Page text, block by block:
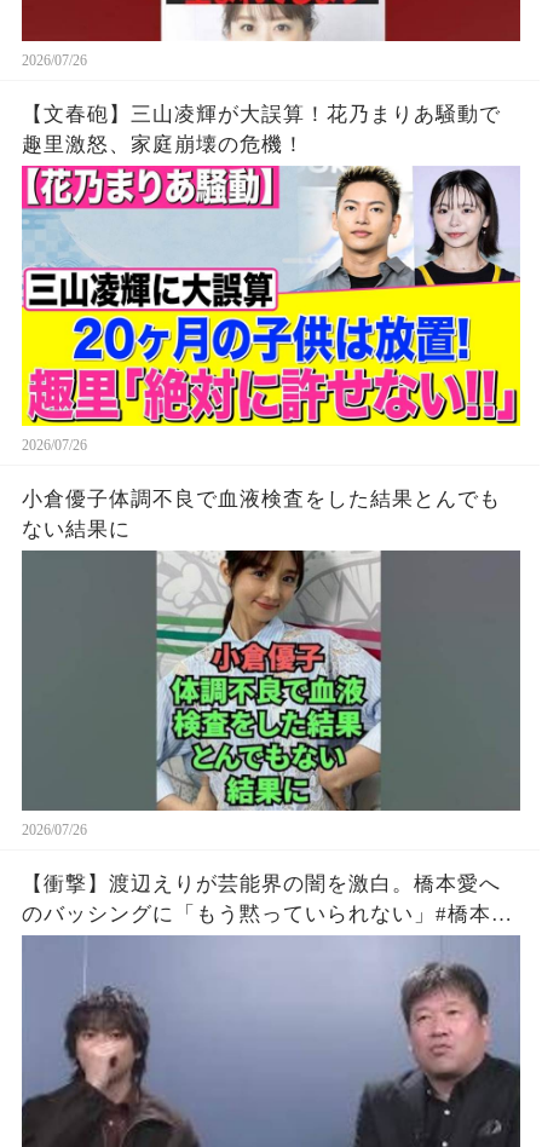
2026/07/26
【文春砲】三山凌輝が大誤算！花乃まりあ騒動で
趣里激怒、家庭崩壊の危機！
2026/07/26
小倉優子体調不良で血液検査をした結果とんでも
ない結果に
2026/07/26
【衝撃】渡辺えりが芸能界の闇を激白。橋本愛へ
のバッシングに「もう黙っていられない」#橋本愛